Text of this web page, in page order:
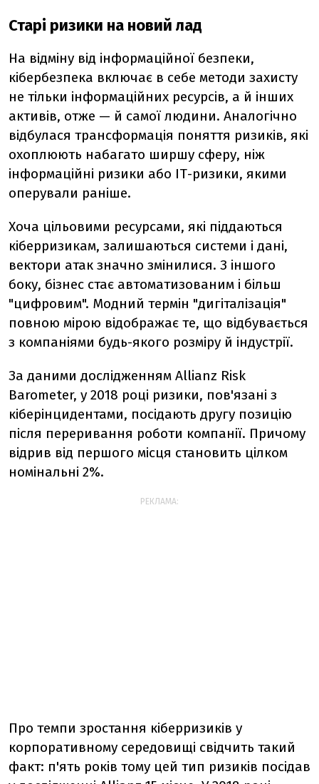
Старі ризики на новий лад
На відміну від інформаційної безпеки,
кібербезпека включає в себе методи захисту
не тільки інформаційних ресурсів, а й інших
активів, отже — й самої людини. Аналогічно
відбулася трансформація поняття ризиків, які
охоплюють набагато ширшу сферу, ніж
інформаційні ризики або ІТ-ризики, якими
оперували раніше.
Хоча цільовими ресурсами, які піддаються
кіберризикам, залишаються системи і дані,
вектори атак значно змінилися. З іншого
боку, бізнес стає автоматизованим і більш
"цифровим". Модний термін "дигіталізація"
повною мірою відображає те, що відбувається
з компаніями будь-якого розміру й індустрії.
За даними дослідженням Allianz Risk
Barometer, у 2018 році ризики, пов'язані з
кіберінцидентами, посідають другу позицію
після переривання роботи компанії. Причому
відрив від першого місця становить цілком
номінальні 2%.
РЕКЛАМА:
Про темпи зростання кіберризиків у
корпоративному середовищі свідчить такий
факт: п'ять років тому цей тип ризиків посідав